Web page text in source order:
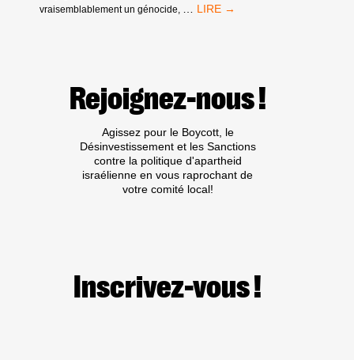
vraisemblablement un génocide,
APPEL
L’INSTITUTION
CULTURELLE
COMPLICE
« BATSHEVA
DANCE
COMPANY »
Rejoignez-nous !
Agissez pour le Boycott, le
Désinvestissement et les Sanctions
contre la politique d'apartheid
israélienne en vous raprochant de
votre comité local!
Inscrivez-vous !